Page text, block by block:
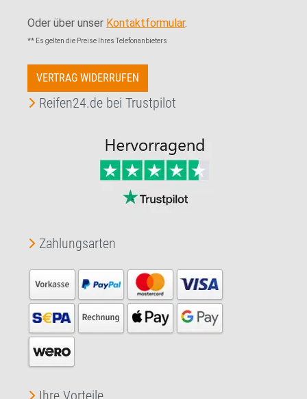
Oder über unser Kontaktformular.
** Es gelten die Preise Ihres Telefonanbieters
VERTRAG WIDERRUFEN
Reifen24.de bei Trustpilot
Zahlungsarten
Ihre Vorteile